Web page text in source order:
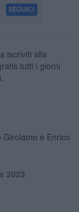
iscriviti alla
tutti i giorni
Girolamo e Enrico
2023